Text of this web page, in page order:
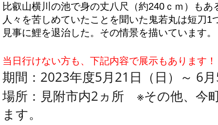
比叡山横川の池で身の丈八尺（約240ｃｍ）もあ
人々を苦しめていたことを聞いた鬼若丸は短刀1
見事に鯉を退治した。その情景を描いています。
当日行けない方も、下記内容で展示もあります！
期間：2023年度5月21日（日）～ 6
場所：見附市内2ヵ所 ※その他、今
ます。